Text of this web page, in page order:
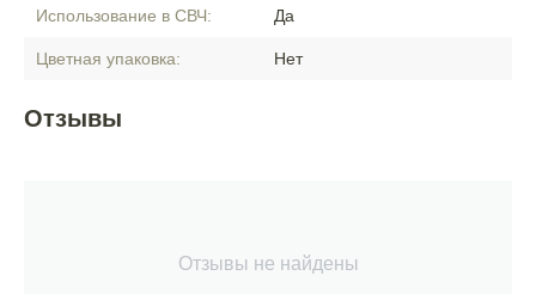
Использование в СВЧ: Да
Цветная упаковка: Нет
Отзывы
Отзывы не найдены